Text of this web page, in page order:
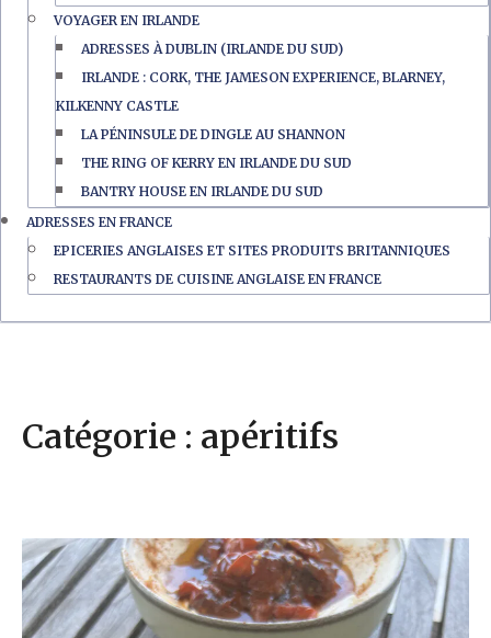
VOYAGER EN IRLANDE
ADRESSES À DUBLIN (IRLANDE DU SUD)
IRLANDE : CORK, THE JAMESON EXPERIENCE, BLARNEY,
KILKENNY CASTLE
LA PÉNINSULE DE DINGLE AU SHANNON
THE RING OF KERRY EN IRLANDE DU SUD
BANTRY HOUSE EN IRLANDE DU SUD
ADRESSES EN FRANCE
EPICERIES ANGLAISES ET SITES PRODUITS BRITANNIQUES
RESTAURANTS DE CUISINE ANGLAISE EN FRANCE
Catégorie : apéritifs